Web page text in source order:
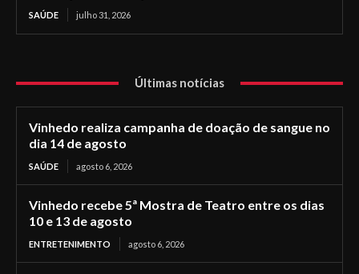
SAÚDE julho 31, 2026
Últimas notícias
Vinhedo realiza campanha de doação de sangue no
dia 14 de agosto
SAÚDE agosto 6, 2026
Vinhedo recebe 5ª Mostra de Teatro entre os dias
10 e 13 de agosto
ENTRETENIMENTO agosto 6, 2026